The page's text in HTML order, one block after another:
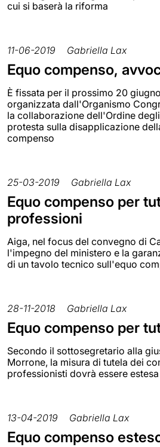
cui si baserà la riforma
11-06-2019 Gabriella Lax
Equo compenso,
È fissata per il prossimo 20
organizzata dall'Organismo
la collaborazione dell'Ordine
protesta sulla disapplicazione
compenso
25-03-2019 Gabriella Lax
Equo compenso per
professioni
Aiga, nel focus del convegno di
l'impegno del ministero e la
di un tavolo tecnico sull'equo
28-11-2018 Gabriella Lax
Equo compenso per
Secondo il sottosegretario alla
Morrone, la misura di tutela dei
professionisti dovrà essere
13-04-2019 Gabriella Lax
Equo compenso